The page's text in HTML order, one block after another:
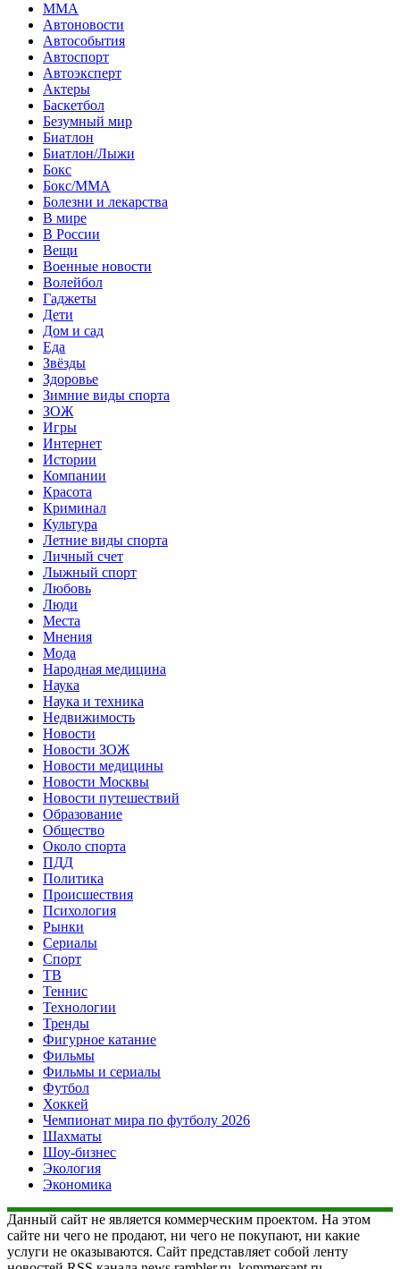
MMA
Автоновости
Автособытия
Автоспорт
Автоэксперт
Актеры
Баскетбол
Безумный мир
Биатлон
Биатлон/Лыжи
Бокс
Бокс/MMA
Болезни и лекарства
В мире
В России
Вещи
Военные новости
Волейбол
Гаджеты
Дети
Дом и сад
Еда
Звёзды
Здоровье
Зимние виды спорта
ЗОЖ
Игры
Интернет
Истории
Компании
Красота
Криминал
Культура
Летние виды спорта
Личный счет
Лыжный спорт
Любовь
Люди
Места
Мнения
Мода
Народная медицина
Наука
Наука и техника
Недвижимость
Новости
Новости ЗОЖ
Новости медицины
Новости Москвы
Новости путешествий
Образование
Общество
Около спорта
ПДД
Политика
Происшествия
Психология
Рынки
Сериалы
Спорт
ТВ
Теннис
Технологии
Тренды
Фигурное катание
Фильмы
Фильмы и сериалы
Футбол
Хоккей
Чемпионат мира по футболу 2026
Шахматы
Шоу-бизнес
Экология
Экономика
Данный сайт не является коммерческим проектом. На этом
сайте ни чего не продают, ни чего не покупают, ни какие
услуги не оказываются. Сайт представляет собой ленту